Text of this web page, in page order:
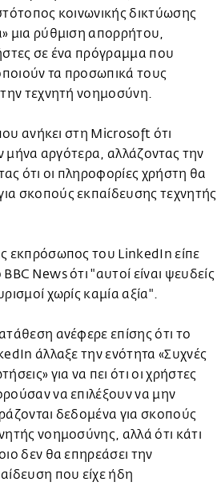
κοινωνικής δικτύωσης
μια ρύθμιση απορρήτου,
σε ένα πρόγραμμα που
τα προσωπικά τους
τεχνητή νοημοσύνη.
ανήκει στη Microsoft ότι
μήνα αργότερα, αλλάζοντας την
ότι οι πληροφορίες χρήστη θα
σκοπούς εκπαίδευσης τεχνητής
εκπρόσωπος του LinkedIn είπε
News ότι "αυτοί είναι ψευδείς
χωρίς καμία αξία".
ανέφερε επίσης ότι το
άλλαξε την ενότητα «Συχνές
για να πει ότι οι χρήστες
να επιλέξουν να μην
δεδομένα για σκοπούς
νοημοσύνης, αλλά ότι κάτι
δεν θα επηρεάσει την
που είχε ήδη